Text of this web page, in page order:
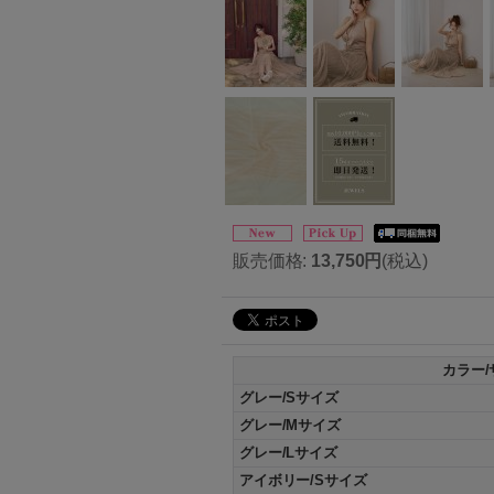
販売価格: 13,750円 (税込)
カラー/
グレー/Sサイズ
グレー/Mサイズ
グレー/Lサイズ
アイボリー/Sサイズ